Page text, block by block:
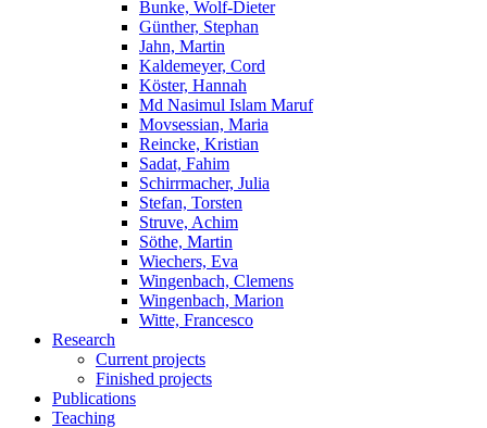
Bunke, Wolf-Dieter
Günther, Stephan
Jahn, Martin
Kaldemeyer, Cord
Köster, Hannah
Md Nasimul Islam Maruf
Movsessian, Maria
Reincke, Kristian
Sadat, Fahim
Schirrmacher, Julia
Stefan, Torsten
Struve, Achim
Söthe, Martin
Wiechers, Eva
Wingenbach, Clemens
Wingenbach, Marion
Witte, Francesco
Research
Current projects
Finished projects
Publications
Teaching